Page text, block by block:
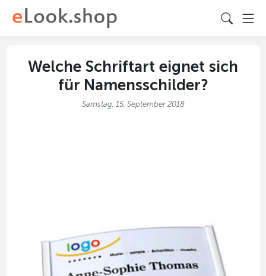
Welche Schriftart eignet sich
für Namensschilder?
Samstag, 15. September 2018